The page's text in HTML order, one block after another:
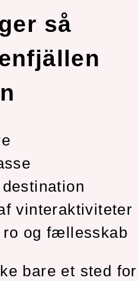
så
vinteraktiviteter
og fællesskab
bare et sted for